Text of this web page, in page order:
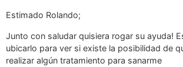
Estimado Rolando;
Junto con saludar quisiera rogar su ayuda!
ubicarlo para ver si existe la posibilidad de
realizar algún tratamiento para sanarme